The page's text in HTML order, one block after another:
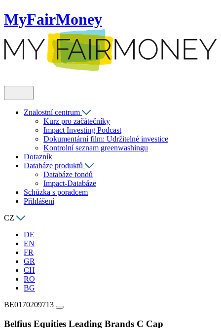
MyFairMoney
Znalostní centrum
Kurz pro začátečníky
Impact Investing Podcast
Dokumentární film: Udržitelné investice
Kontrolní seznam greenwashingu
Dotazník
Databáze produktů
Databáze fondů
Impact-Databáze
Schůzka s poradcem
Přihlášení
CZ
DE
EN
FR
GR
CH
RO
BG
BE0170209713
Belfius Equities Leading Brands C Cap